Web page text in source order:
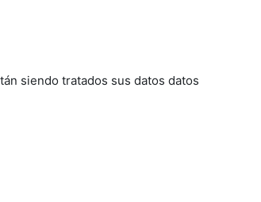
siendo tratados sus datos datos